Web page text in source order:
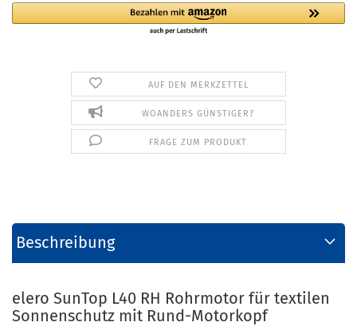
AUF DEN MERKZETTEL
WOANDERS GÜNSTIGER?
FRAGE ZUM PRODUKT
Beschreibung
elero SunTop L40 RH Rohrmotor für textilen
Sonnenschutz mit Rund-Motorkopf